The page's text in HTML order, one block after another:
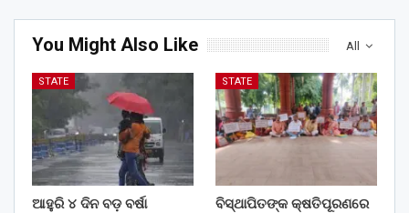
All
You Might Also Like
STATE
ଆହୁରି ୪ ଦିନ ବଡ଼ ବର୍ଷା
STATE
ବିସ୍ଥାପିତଙ୍କ କ୍ଷତିପୂରଣରେ